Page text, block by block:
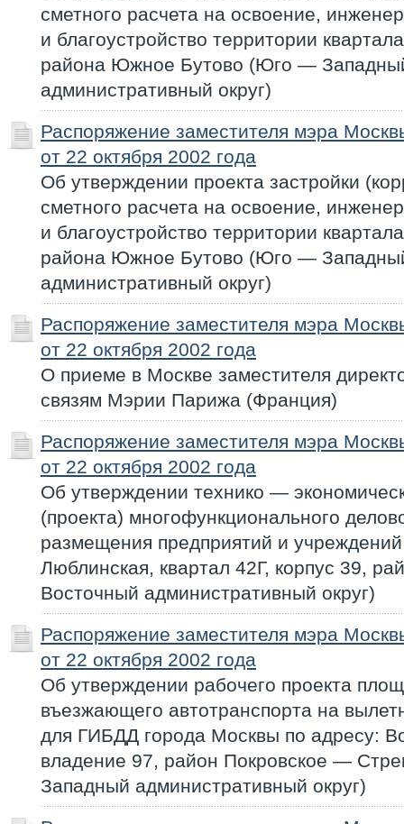
сметного расчета на освоение,
и благоустройство территории
района Южное Бутово (Юго —
административный округ)
Распоряжение заместителя мэра
от 22 октября 2002 года
Об утверждении проекта застройки
сметного расчета на освоение,
и благоустройство территории
района Южное Бутово (Юго —
административный округ)
Распоряжение заместителя мэра
от 22 октября 2002 года
О приеме в Москве заместителя
связям Мэрии Парижа (Франция)
Распоряжение заместителя мэра
от 22 октября 2002 года
Об утверждении технико —
(проекта) многофункционального
размещения предприятий и
Люблинская, квартал 42Г, корпус 39,
Восточный административный округ)
Распоряжение заместителя мэра
от 22 октября 2002 года
Об утверждении рабочего проекта
въезжающего автотранспорта на
для ГИБДД города Москвы по адресу:
владение 97, район Покровское —
Западный административный округ)